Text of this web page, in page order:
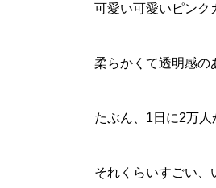
可愛い可愛いピンク
柔らかくて透明感の
たぶん、1日に2万人
それくらいすごい、